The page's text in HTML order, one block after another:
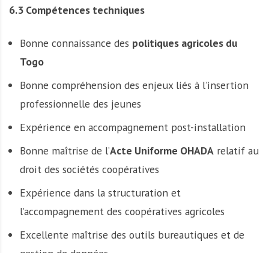
6.3 Compétences techniques
Bonne connaissance des politiques agricoles du
Togo
Bonne compréhension des enjeux liés à l’insertion
professionnelle des jeunes
Expérience en accompagnement post-installation
Bonne maîtrise de l’Acte Uniforme OHADArelatif au
droit des sociétés coopératives
Expérience dans la structuration et
l’accompagnement des coopératives agricoles
Excellente maîtrise des outils bureautiques et de